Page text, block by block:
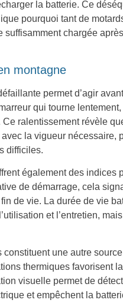
la batterie. Ce
pourquoi tant de
chargée
montagne
permet d’agir
qui tourne
ralentissement révèle
la vigueur nécessaire,
difficiles.
également des indices
de démarrage, cela
de vie. La durée de vie
et l’entretien,
une autre
thermiques favorisent
visuelle permet de
et empêchent la